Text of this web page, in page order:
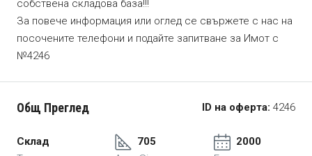
собствена складова база!!!
За повече информация или оглед се свържете с нас на
посочените телефони и подайте запитване за Имот с
№4246
Общ Преглед ID на оферта: 4246
Склад
705
2000